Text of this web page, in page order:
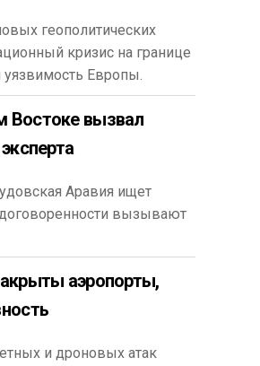
геополитических
кризис на границе
Европы.
Востоке вызвал
Аравия ищет
вызывают
аэропорты,
и дроновых атак